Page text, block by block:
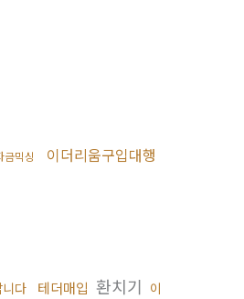
금믹싱 이더리움구입대행
다 테더매입 환치기 이